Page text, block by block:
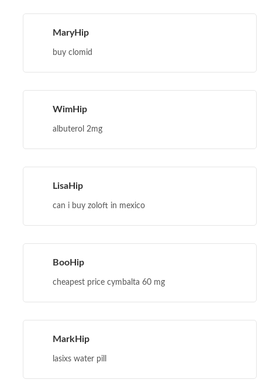
MaryHip
buy clomid
WimHip
albuterol 2mg
LisaHip
can i buy zoloft in mexico
BooHip
cheapest price cymbalta 60 mg
MarkHip
lasixs water pill